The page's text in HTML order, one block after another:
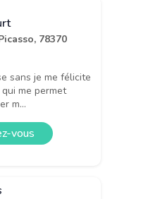
78370
sans je me félicite
me permet
m...
vous